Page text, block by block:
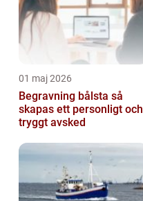
01 maj 2026
Begravning bålsta så
skapas ett personligt och
tryggt avsked